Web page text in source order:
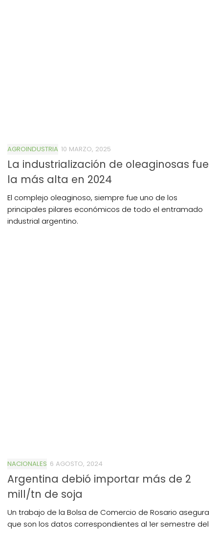
AGROINDUSTRIA 10 MARZO, 2025
La industrialización de oleaginosas fue
la más alta en 2024
El complejo oleaginoso, siempre fue uno de los
principales pilares económicos de todo el entramado
industrial argentino.
NACIONALES 6 AGOSTO, 2024
Argentina debió importar más de 2
mill/tn de soja
Un trabajo de la Bolsa de Comercio de Rosario asegura
que son los datos correspondientes al 1er semestre del